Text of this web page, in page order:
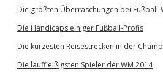
Die größten Überraschungen bei Fußball-
Die Handicaps einiger Fußball-Profis
Die kürzesten Reisestrecken in der
Die lauffleißigsten Spieler der WM 2014